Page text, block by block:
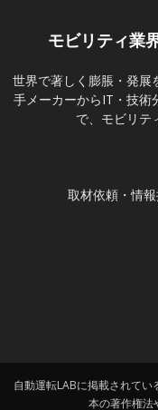
モビリティ業
世界で著しく膨脹・発展
手メーカーからIT・技術
で、モビリテ
取材依頼・情報
自動運転LABに掲載されて
本の著作権法